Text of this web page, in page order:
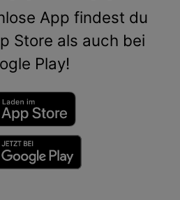
App findest du
Store als auch bei
Play!